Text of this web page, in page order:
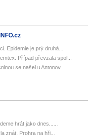
INFO.cz
Epidemie je prý druhá...
Případ převzala spol...
se našel u Antonov...
hrát jako dnes......
znát. Prohra na hři...